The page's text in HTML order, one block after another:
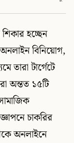
হচ্ছেন
বিনিয়োগ,
তারা টার্গেটে
অন্তত ১৫টি
চাকরির
অনলাইনে